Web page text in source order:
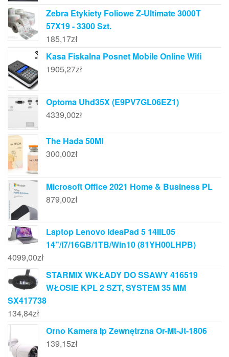
Zebra Etykiety Foliowe Z-Ultimate 3000T
57X19 - 3300 Szt.
185,17zł
Kasa Fiskalna Posnet Mobile Online Wifi
1905,27zł
Optoma Uhd35X (E9PV7GL06EZ1)
4339,00zł
The Hada 50Ml
300,00zł
Microsoft Office 2021 Home & Business PL
879,00zł
Laptop Lenovo IdeaPad 5 14IIL05
14"/i7/16GB/1TB/Win10 (81YH00LHPB)
4099,00zł
STARMIX WKŁADY DO SSAWY 416519
WŁOSIE KPL 2 SZT, SYSTEM 35 MM
SX417738
134,84zł
Orno Kamera Ip Zewnętrzna Or-Mt-Jt-1806
139,15zł